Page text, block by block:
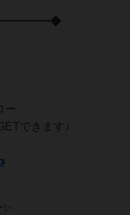
ー
できます♪